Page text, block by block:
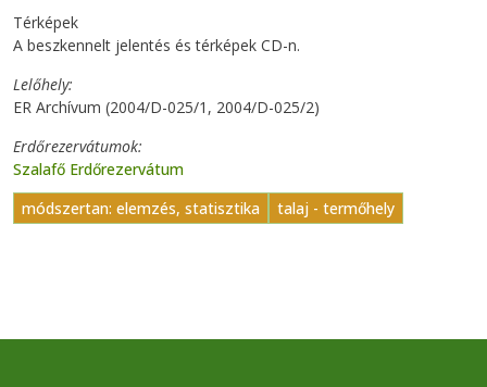
Térképek
A beszkennelt jelentés és térképek CD-n.
Lelőhely
ER Archívum (2004/D-025/1, 2004/D-025/2)
Erdőrezervátumok
Szalafő Erdőrezervátum
módszertan: elemzés, statisztika
talaj - termőhely